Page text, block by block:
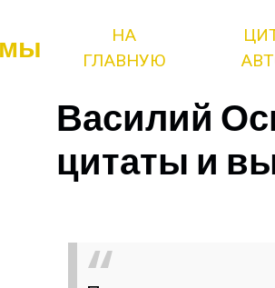
НА
ГЛАВНУЮ
Василий
цитаты и